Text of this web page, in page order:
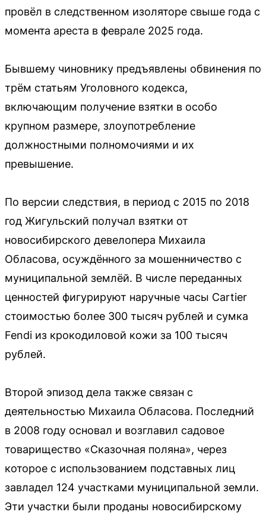
провёл в следственном изоляторе свыше года с
момента ареста в феврале 2025 года.
Бывшему чиновнику предъявлены обвинения по
трём статьям Уголовного кодекса,
включающим получение взятки в особо
крупном размере, злоупотребление
должностными полномочиями и их
превышение.
По версии следствия, в период с 2015 по 2018
год Жигульский получал взятки от
новосибирского девелопера Михаила
Обласова, осуждённого за мошенничество с
муниципальной землёй. В числе переданных
ценностей фигурируют наручные часы Cartier
стоимостью более 300 тысяч рублей и сумка
Fendi из крокодиловой кожи за 100 тысяч
рублей.
Второй эпизод дела также связан с
деятельностью Михаила Обласова. Последний
в 2008 году основал и возглавил садовое
товарищество «Сказочная поляна», через
которое с использованием подставных лиц
завладел 124 участками муниципальной земли.
Эти участки были проданы новосибирскому